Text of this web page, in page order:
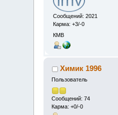
Сообщений: 2021
Карма: +3/-0
КМВ
Химик 1996
Пользователь
Сообщений: 74
Карма: +0/-0